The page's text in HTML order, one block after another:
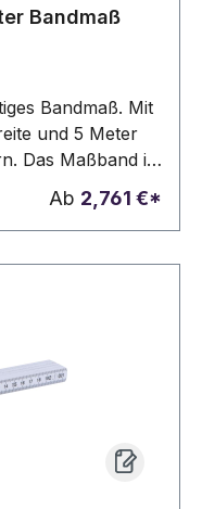
Bandmaß
Bandmaß. Mit
und 5 Meter
Das Maßband ist
mit 2
ist in
aus
Mit Gürtelclip
Ab 2,761 €*